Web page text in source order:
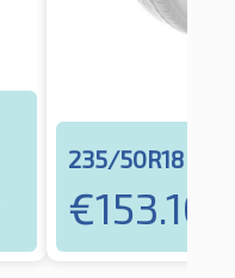
235/50R18
€153.10